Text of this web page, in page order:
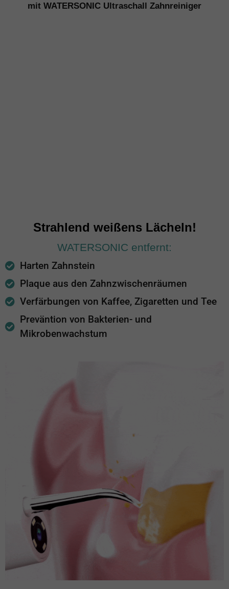
mit WATERSONIC Ultraschall Zahnreiniger
Strahlend weißens Lächeln!
WATERSONIC entfernt:
Harten Zahnstein
Plaque aus den Zahnzwischenräumen
Verfärbungen von Kaffee, Zigaretten und Tee
Preväntion von Bakterien- und
Mikrobenwachstum